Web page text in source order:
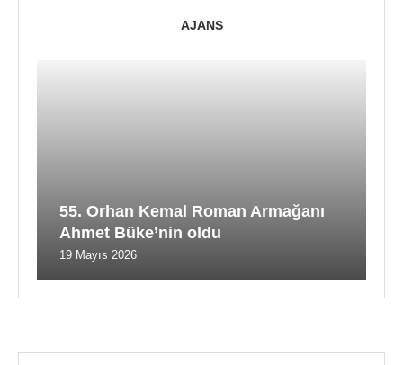
AJANS
55. Orhan Kemal Roman Armağanı
Ahmet Büke’nin oldu
19 Mayıs 2026